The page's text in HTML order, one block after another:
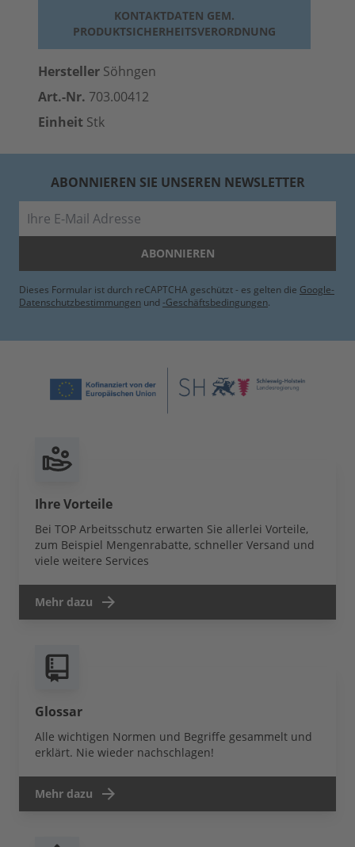
KONTAKTDATEN GEM.
PRODUKTSICHERHEITSVERORDNUNG
Hersteller Söhngen
Art.-Nr. 703.00412
Einheit Stk
ABONNIEREN SIE UNSEREN NEWSLETTER
ABONNIEREN
Dieses Formular ist durch reCAPTCHA geschützt - es gelten die Google-
Datenschutzbestimmungen und -Geschäftsbedingungen.
Ihre Vorteile
Bei TOP Arbeitsschutz erwarten Sie allerlei Vorteile,
zum Beispiel Mengenrabatte, schneller Versand und
viele weitere Services
Mehr dazu
Glossar
Alle wichtigen Normen und Begriffe gesammelt und
erklärt. Nie wieder nachschlagen!
Mehr dazu